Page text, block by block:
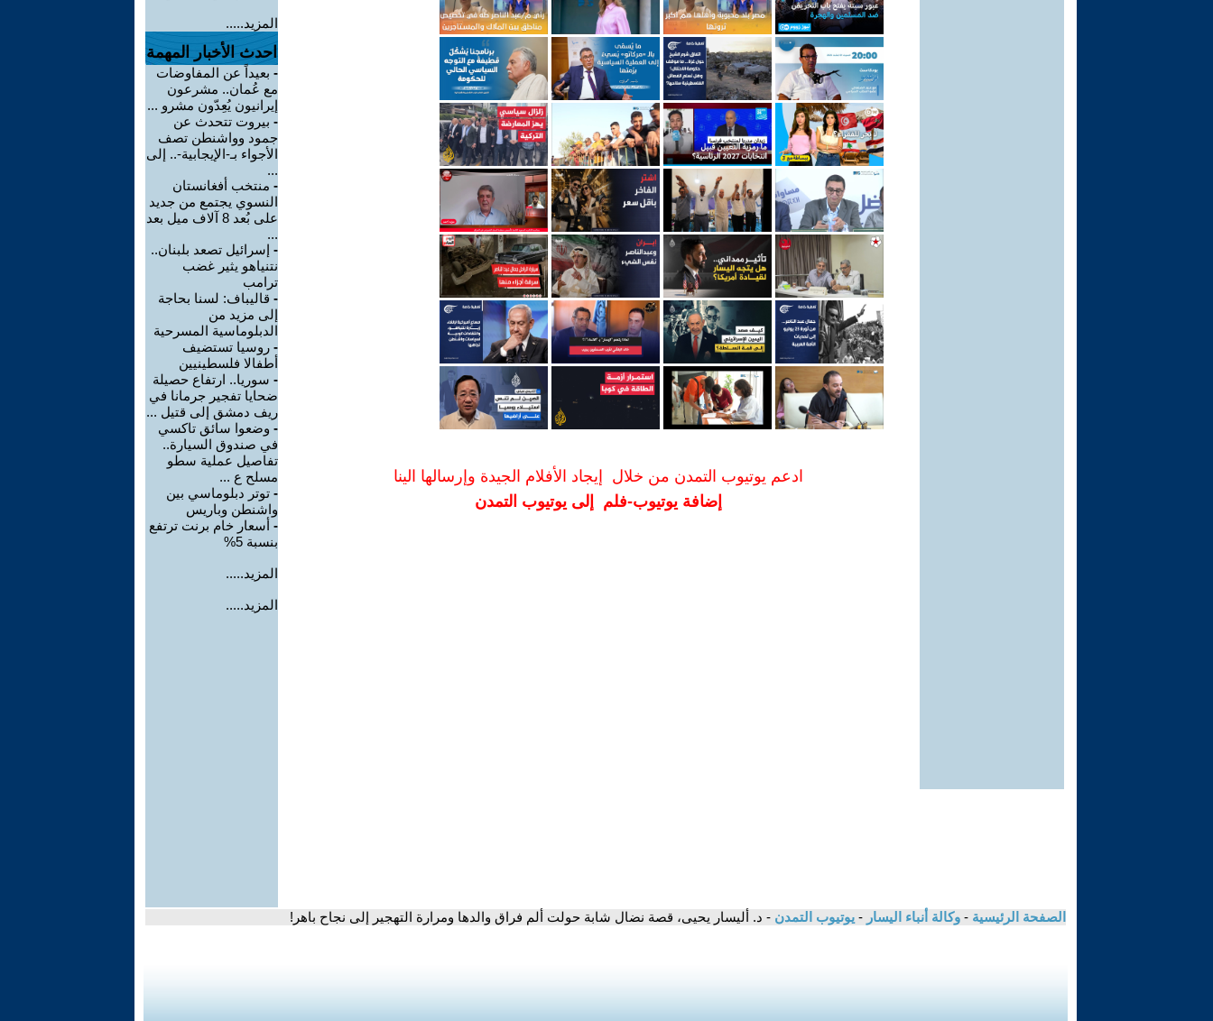
ادعم يوتيوب التمدن من خلال إيجاد الأفلام الجيدة وإرسالها الينا
إضافة يوتيوب-فلم إلى يوتيوب التمدن
المزيد.....
احدث الأخبار المهمة
- بعيداً عن المفاوضات
مع عُمان.. مشرعون
إيرانيون يُعِدّون مشرو ...
- بيروت تتحدث عن
جمود وواشنطن تصف
الأجواء بـ-الإيجابية-.. إلى
...
- منتخب أفغانستان
النسوي يجتمع من جديد
على بُعد 8 آلاف ميل بعد
...
- إسرائيل تصعد بلبنان..
نتنياهو يثير غضب
ترامب
- قاليباف: لسنا بحاجة
إلى مزيد من
الدبلوماسية المسرحية
- روسيا تستضيف
أطفالا فلسطينيين
- سوريا.. ارتفاع حصيلة
ضحايا تفجير جرمانا في
ريف دمشق إلى قتيل ...
- وضعوا سائق تاكسي
في صندوق السيارة..
تفاصيل عملية سطو
مسلح ع ...
- توتر دبلوماسي بين
واشنطن وباريس
- أسعار خام برنت ترتفع
بنسبة 5%
المزيد.....
المزيد.....
الصفحة الرئيسية - وكالة أنباء اليسار - يوتيوب التمدن - د. أليسار يحيى، قصة نضال شابة حولت ألم فراق والدها ومرارة التهجير إلى نجاح باهر!